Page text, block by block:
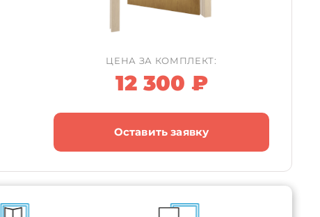
ЦЕНА ЗА КОМПЛЕКТ:
12 300 ₽
Оставить заявку